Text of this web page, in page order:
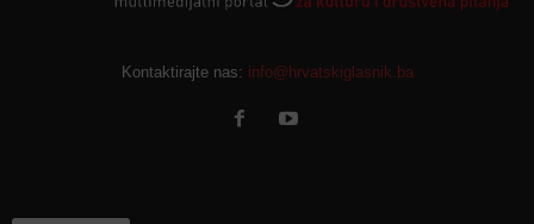
Kontaktirajte nas: info@hrvatskiglasnik.ba